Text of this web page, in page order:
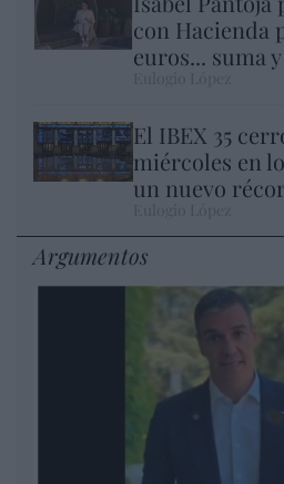
con Hacienda
euros... suma
El IBEX 35
miércoles en
un nuevo
Argumentos